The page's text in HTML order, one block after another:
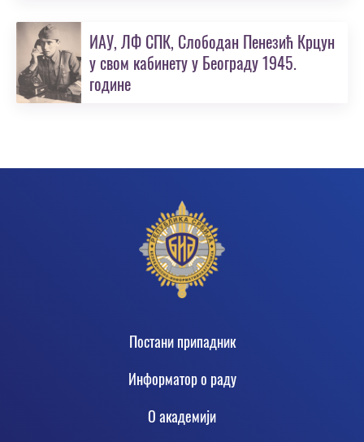
ИАУ, ЛФ СПК, Слободан Пенезић Крцун
у свом кабинету у Београду 1945.
године
Постани припадник
Информатор о раду
О академији